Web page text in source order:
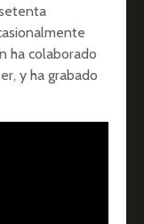
ha colaborado
y ha grabado